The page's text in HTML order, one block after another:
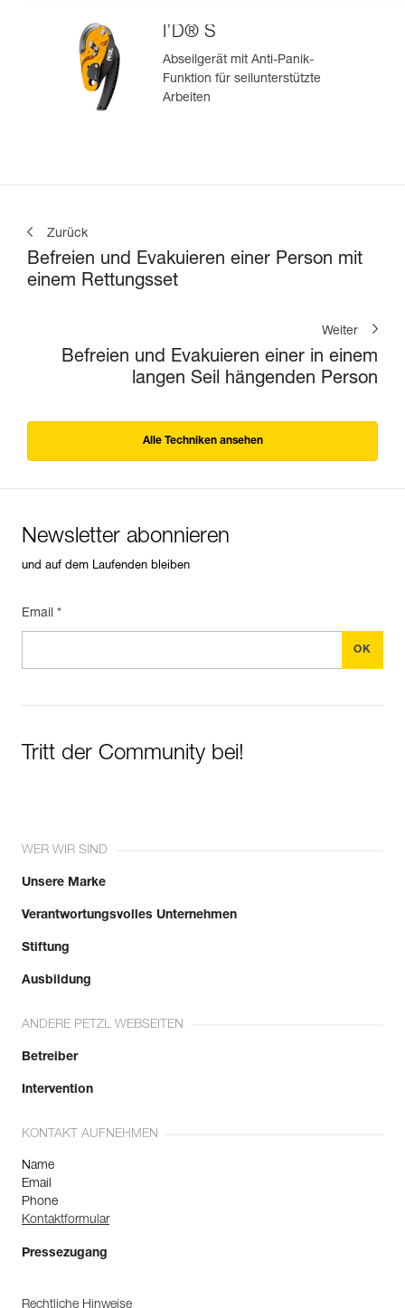
I’D® S
Abseilgerät mit Anti-Panik-
Funktion für seilunterstützte
Arbeiten
Zurück
Befreien und Evakuieren einer Person mit
einem Rettungsset
Weiter
Befreien und Evakuieren einer in einem
langen Seil hängenden Person
Alle Techniken ansehen
Newsletter abonnieren
und auf dem Laufenden bleiben
Email *
Tritt der Community bei!
WER WIR SIND
Unsere Marke
Verantwortungsvolles Unternehmen
Stiftung
Ausbildung
ANDERE PETZL WEBSEITEN
Betreiber
Intervention
KONTAKT AUFNEHMEN
Name
Email
Phone
Kontaktformular
Pressezugang
Rechtliche Hinweise